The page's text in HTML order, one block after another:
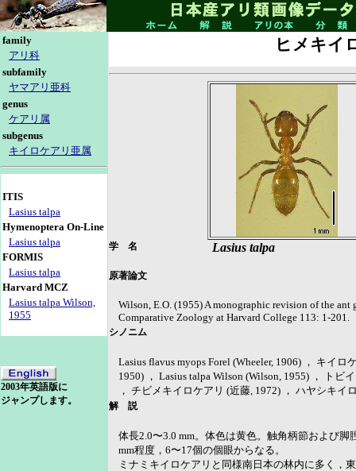
family
アリ科
subfamily
ヤマアリ亜科
genus
ケアリ属
subgenus
キイロケアリ亜属
ITIS
Lasius talpa
Hymenoptera On-Line
Lasius talpa
FORMIS
Lasius talpa
Harvard MCZ
Lasius talpa Wilson,
1955
2003年英語版に
ジャンプします。
ヒメキイ
学 名 Lasius talpa
原著論文
Wilson, E.O. (1955) A monographic revision of the
Comparative Zoology at Harvard College 113: 1-201.
シノニム
Lasius flavus myops Forel (Wheeler, 1906) ， キイ
1950) ， Lasius talpa Wilson (Wilson, 1955) ， トビ
， チビメキイロケアリ (近藤, 1972) ， ハヤシキイ
解 説
体長2.0〜3.0 mm。体色は黄色。触角柄節および
mm程度，6〜17個の個眼からなる。
ミナミキイロケアリと同様南日本の林内に多く，